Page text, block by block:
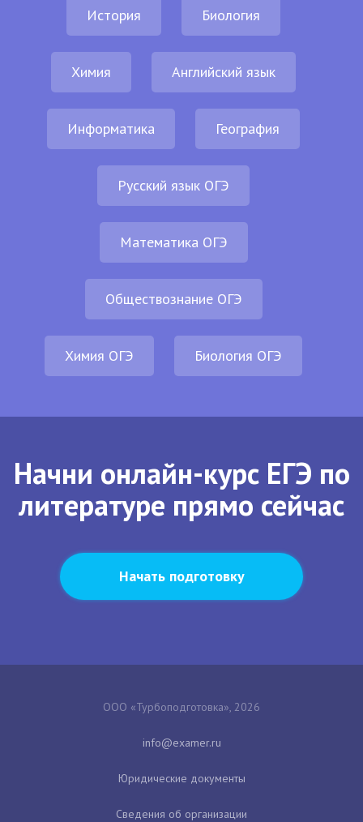
История Биология
Химия Английский язык
Информатика География
Русский язык ОГЭ
Математика ОГЭ
Обществознание ОГЭ
Химия ОГЭ Биология ОГЭ
Начни онлайн-курс ЕГЭ по
литературе прямо сейчас
Начать подготовку
ООО «Турбоподготовка», 2026
Юридические документы
Сведения об организации